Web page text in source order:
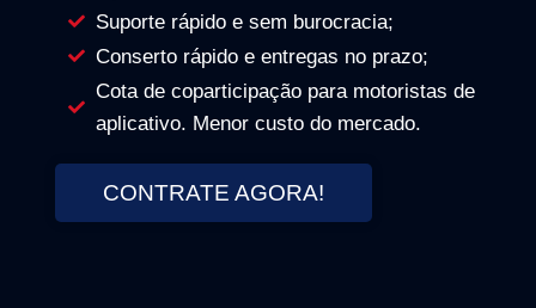
Suporte rápido e sem burocracia;
Conserto rápido e entregas no prazo;
Cota de coparticipação para motoristas de
aplicativo. Menor custo do mercado.
CONTRATE AGORA!